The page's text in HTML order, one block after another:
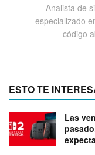
Analista de
especializado
código
ESTO TE
Las